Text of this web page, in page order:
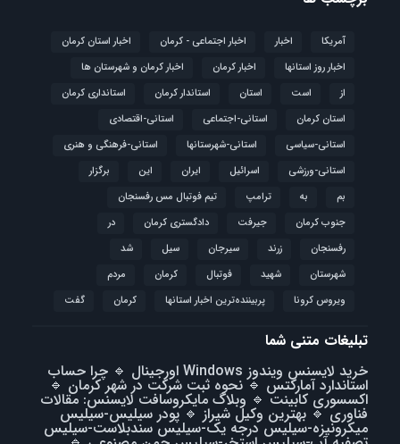
آمریکا اخبار اخبار اجتماعی - کرمان
اخبار استان کرمان
اخبار روز استانها
اخبار کرمان
اخبار کرمان و شهرستان ها
از
است استان استاندار کرمان
استانداری کرمان
استان کرمان
استانی-اجتماعی
استانی-اقتصادی
استانی-سیاسی
استانی-شهرستانها
استانی-فرهنگی و هنری
استانی-ورزشی
اسرائیل ایران این
برگزار
بم
به ترامپ
تیم فوتبال مس رفسنجان
جنوب کرمان
جیرفت دادگستری کرمان
در
رفسنجان
زرند سیرجان سیل
شد
شهرستان
شهید فوتبال كرمان
مردم
ویروس کرونا
پربیننده‌ترین اخبار استانها کرمان گفت
تبلیغات متنی شما
خرید لایسنس ویندوز Windows اورجینال
🔹 چرا حساب
استاندارد آمارکتس 🔹نحوه ثبت شرکت در شهر کرمان 🔹
اکسسوری کابینت 🔹 وبلاگ مایکروسافت لایسنس: مقالات
فناوری🔹 بهترین وکیل شیراز 🔹پودر سیلیس-سیلیس
میکرونیزه-سیلیس درجه یک-سیلیس سندبلاست-سیلیس